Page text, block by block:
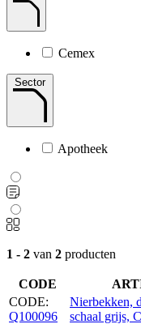
Cemex
Sector
Apotheek
1 - 2 van 2 producten
CODE
CODE:
Q100096
Nierbekken,
schaal grijs,